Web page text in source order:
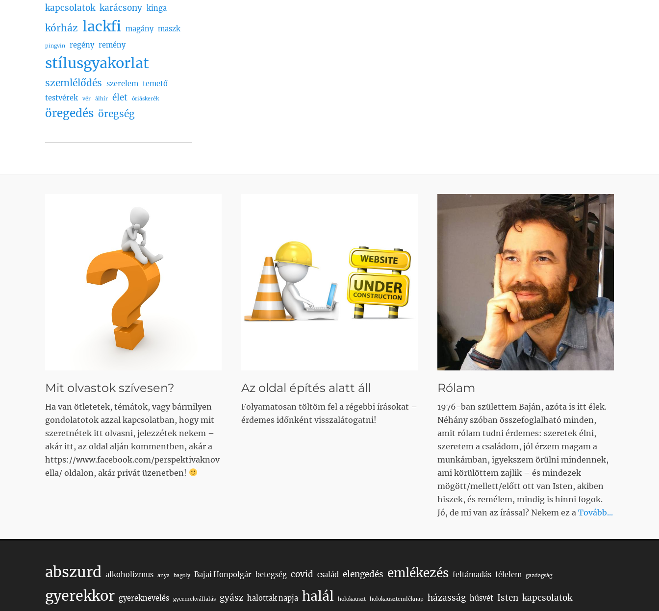
kapcsolatok karácsony kinga
kórház lackfi magány maszk
pingvin regény remény
stílusgyakorlat
szemlélődés szerelem temető
testvérek
vér álhír élet óriáskerék
öregedés öregség
Mit olvastok szívesen?
Ha van ötletetek, témátok, vagy bármilyen
gondolatotok azzal kapcsolatban, hogy mit
szeretnétek itt olvasni, jelezzétek nekem –
akár itt, az oldal alján kommentben, akár a
https://www.facebook.com/perspektivaknov
ella/ oldalon, akár privát üzenetben!
Az oldal építés alatt áll
Folyamatosan töltöm fel a régebbi írásokat –
érdemes időnként visszalátogatni!
Rólam
1976-ban születtem Baján, azóta is itt élek.
Néhány szóban összefoglalható minden,
amit rólam tudni érdemes: szeretek élni,
szeretem a családom, jól érzem magam a
munkámban, igyekszem örülni mindennek,
ami körülöttem zajlik – és mindezek
mögött/mellett/előtt ott van Isten, akiben
hiszek, és remélem, mindig is hinni fogok.
Jó, de mi van az írással? Nekem ez a Tovább...
abszurd alkoholizmus anya bagoly Bajai Honpolgár betegség covid család elengedés emlékezés feltámadás félelem gazdagság
gyerekkor gyereknevelés gyermekvállalás gyász halottak napja halál holokauszt holokausztemléknap házasság húsvét Isten kapcsolatok